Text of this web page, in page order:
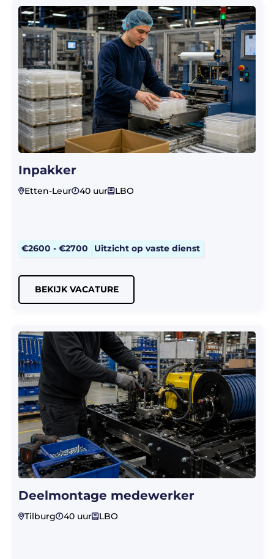
Inpakker
Etten-Leur 40 uur LBO
€2600 - €2700 Uitzicht op vaste dienst
BEKIJK VACATURE
Deelmontage medewerker
Tilburg 40 uur LBO